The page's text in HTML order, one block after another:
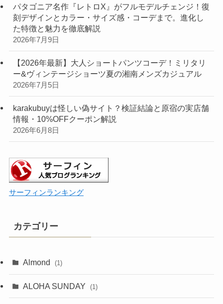
パタゴニア名作『レトロX』がフルモデルチェンジ！復
刻デザインとカラー・サイズ感・コーデまで。進化し
た特徴と魅力を徹底解説
2026年7月9日
【2026年最新】大人ショートパンツコーデ！ミリタリ
ー&ヴィンテージショーツ夏の湘南メンズカジュアル
2026年7月5日
karakubuyは怪しい偽サイト？検証結論と原宿の実店舗
情報・10%OFFクーポン解説
2026年6月8日
サーフィンランキング
カテゴリー
Almond (1)
ALOHA SUNDAY (1)